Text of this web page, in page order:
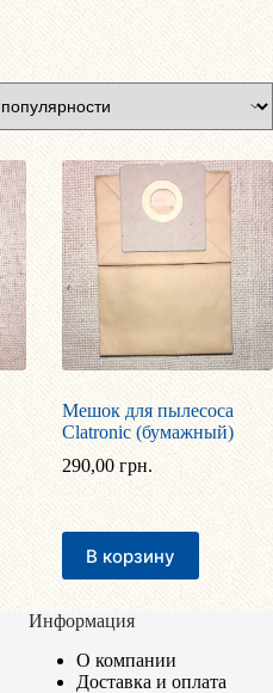
Мешок для пылесоса
Clatronic (бумажный)
290,00грн.
В корзину
Информация
О компании
Доставка и оплата